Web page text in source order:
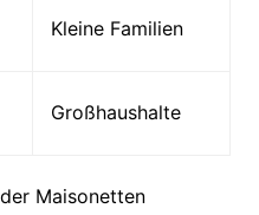
Kleine Familien
Großhaushalte
Maisonetten